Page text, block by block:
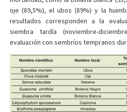
oje (89,5%), el ubos (89%) y la
resultados corresponden a la
siembra tardía (noviembre-­
evaluación con sembríos tempranos